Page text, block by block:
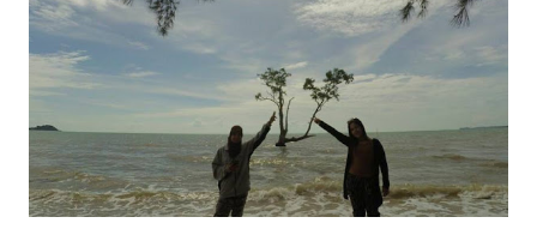
pizza yang mereka tawarkan. (harap maklum yee, saye biasanye
makan di emperan heheh ) Dan pilihan kami saat ini adalah : 1.
Pan Pizza Spicy Tuna 2. Pan Pizza Beef Mayo 3. Pan Pizza Beef
corn 4. Cheese Beef Spaghety...